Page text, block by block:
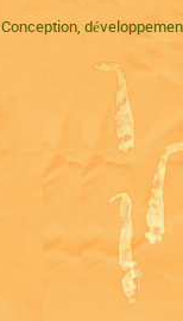
Conception,